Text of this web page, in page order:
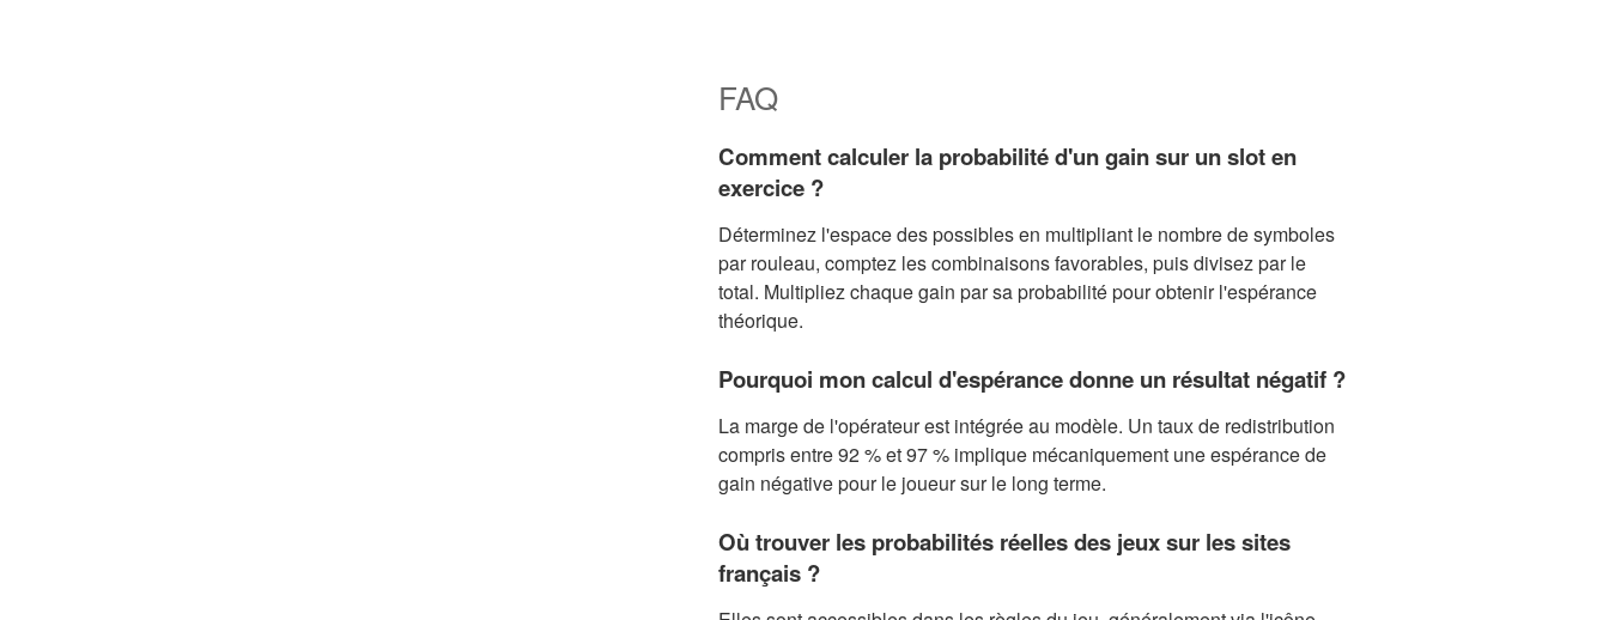
FAQ
Comment calculer la probabilité d'un gain sur un slot en
exercice ?
Déterminez l'espace des possibles en multipliant le nombre de symboles
par rouleau, comptez les combinaisons favorables, puis divisez par le
total. Multipliez chaque gain par sa probabilité pour obtenir l'espérance
théorique.
Pourquoi mon calcul d'espérance donne un résultat négatif ?
La marge de l'opérateur est intégrée au modèle. Un taux de redistribution
compris entre 92 % et 97 % implique mécaniquement une espérance de
gain négative pour le joueur sur le long terme.
Où trouver les probabilités réelles des jeux sur les sites
français ?